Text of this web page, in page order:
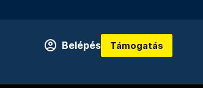
Belépés Támogatás